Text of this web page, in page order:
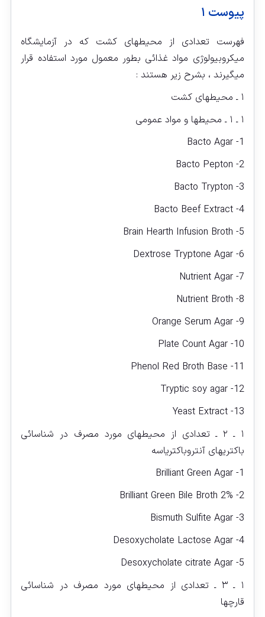
پیوست ۱
فهرست تعدادی از محیطهای کشت که در آزمایشگاه
میکروبیولوژی مواد غذائی بطور معمول مورد استفاده قرار
می‏گیرند ، بشرح زیر هستند :
۱ ـ محیطهای کشت
۱ ـ ۱ ـ محیطها و مواد عمومی
1- Bacto Agar
2- Bacto Pepton
3- Bacto Trypton
4- Bacto Beef Extract
5- Brain Hearth Infusion Broth
6- Dextrose Tryptone Agar
7- Nutrient Agar
8- Nutrient Broth
9- Orange Serum Agar
10- Plate Count Agar
11- Phenol Red Broth Base
12- Tryptic soy agar
13- Yeast Extract
۱ ـ ۲ ـ تعدادی از محیطهای مورد مصرف در شناسائی
باکتریهای آنتروباکتریاسه
1- Brilliant Green Agar
2- Brilliant Green Bile Broth 2%
3- Bismuth Sulfite Agar
4- Desoxycholate Lactose Agar
5- Desoxycholate citrate Agar
۱ ـ ۳ ـ تعدادی از محیطهای مورد مصرف در شناسائی
قارچ‏ها